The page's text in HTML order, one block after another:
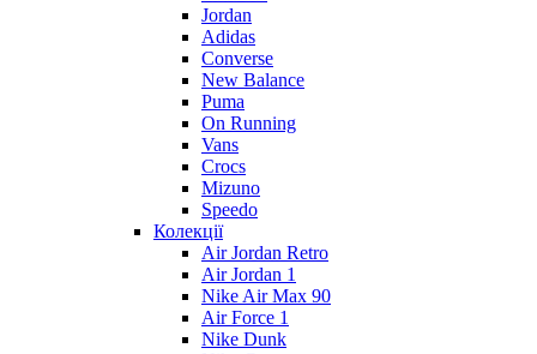
Jordan
Adidas
Converse
New Balance
Puma
On Running
Vans
Crocs
Mizuno
Speedo
Колекції
Air Jordan Retro
Air Jordan 1
Nike Air Max 90
Air Force 1
Nike Dunk